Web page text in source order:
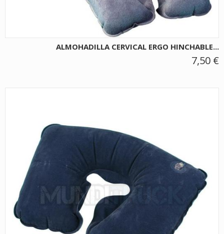
ALMOHADILLA CERVICAL ERGO HINCHABLE...
7,50 €